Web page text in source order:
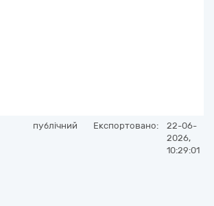
публічний Експортовано:
22-06-
2026,
10:29:01